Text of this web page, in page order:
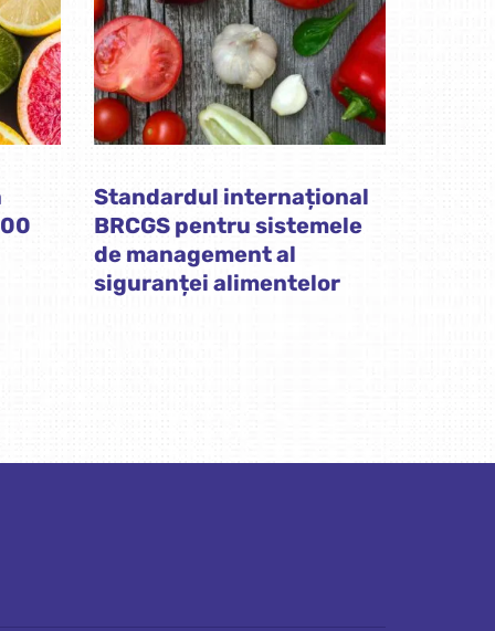
Standardul internațional
BRCGS pentru sistemele
de management al
siguranței alimentelor